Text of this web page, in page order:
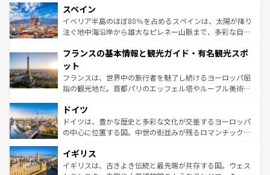
ろん、トスカーナの美しい田園風景やアマルフィ海岸の絶
景など、自然景観も見逃せない。観光の合間には、本場の
ピザやパスタなど、絶品のイタリア料理を堪能することも
ませてくれるイタリアで、忘れられない旅をしてみよう！
なお、新着のイタリア情報は
しい。
スペイン
イベリア半島のほぼ80％を占めるスペインは、太陽が降り
注ぐ地中海沿岸から雄大なピレネー山脈まで、多彩な自然
文化が根付くこの国では、情熱的なフラメンコ、熱気あふ
れる闘牛、そして美味しいタパスが生活の一部となってい
る。首都マドリードの洗練された雰囲気や、バルセロナの
アートに溢れた街角から、地方では古代ローマ遺跡や中世
せる。地方によって風土や気候が異なるスペインはその個
性で訪れる人を魅了する。 なお、新着のスペイン情報は コ
ンテンツ一覧を参照してほしい。
フランスの基本情報と観光ガイド・有名観光スポ
ット
フランスは、世界中の旅行者を魅了し続けるヨーロッパ屈
指の観光地だ。首都パリのエッフェル塔やルーブル美術館
で、幅広い魅力が詰まっている。華麗な宮殿、歴史的な大
聖堂、美しいビーチ、そして豊かな自然が、訪れる者を心
から魅了する。また、フランスは美食の国としても知ら
いる。シャンパンの発祥地であるランス、プロヴァンスの
香り高いラベンダー畑など、多彩な楽しみ方が可能だ。さ
ドイツ
ドイツは、豊かな歴史と多彩な文化が交差するヨーロッパ
の中心に位置する国。中世の街並みが残るロマンチック街
顔を持つこの国は、どこを歩いても飽きることがない。ベ
ルリンの文化的活気、バイエルン州のアルプスの絶景、そ
イギリス
イギリスは、古きよき伝統と最先端が共存する国。ウェス